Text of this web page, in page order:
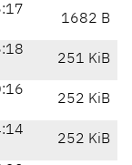
1682 B
251 KiB
252 KiB
252 KiB